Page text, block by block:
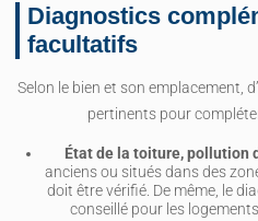
Diagnostics
facultatifs
Selon le bien et son emplacement,
pertinents pour
État de la toiture, pollution
anciens ou situés dans des
doit être vérifié. De même, le
conseillé pour les